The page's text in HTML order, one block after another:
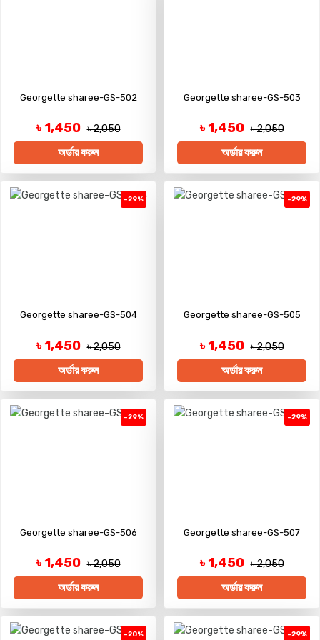
Georgette sharee-GS-502
৳ 1,450 ৳ 2,050
অর্ডার করুন
Georgette sharee-GS-503
৳ 1,450 ৳ 2,050
অর্ডার করুন
-29%
Georgette sharee-GS-504
৳ 1,450 ৳ 2,050
অর্ডার করুন
-29%
Georgette sharee-GS-505
৳ 1,450 ৳ 2,050
অর্ডার করুন
-29%
Georgette sharee-GS-506
৳ 1,450 ৳ 2,050
অর্ডার করুন
-29%
Georgette sharee-GS-507
৳ 1,450 ৳ 2,050
অর্ডার করুন
-20% -29%